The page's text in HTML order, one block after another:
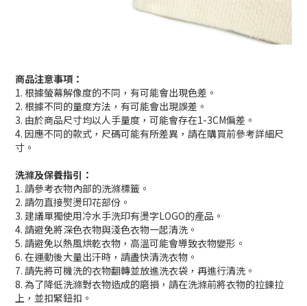
商品注意事項：
1. 根據螢幕解像度的不同，有可能會出現色差。
2. 根據不同的量度方法，有可能會出現誤差。
3. 由於商品尺寸均以人手量度，可能會存在1-3CM偏差。
4. 因應不同的款式，尺碼可能有所差異，請在購買前參考詳細尺
寸。
洗滌及保養指引：
1. 請參考衣物內部的洗滌標籤。
2. 請勿直接熨燙印花部份。
3. 建議單獨使用冷水手洗印有燙字LOGO的產品。
4. 請避免將深色衣物與淺色衣物一起清洗。
5. 請避免以熱風烘乾衣物，高溫可能會導致衣物變形。
6. 在運動後大量出汗時，請盡快清洗衣物。
7. 請先將可機洗的衣物翻轉並放進洗衣袋，再進行清洗。
8. 為了降低洗滌對衣物造成的磨損，請在洗滌前將衣物的拉鍊拉
上，並扣緊鈕扣。